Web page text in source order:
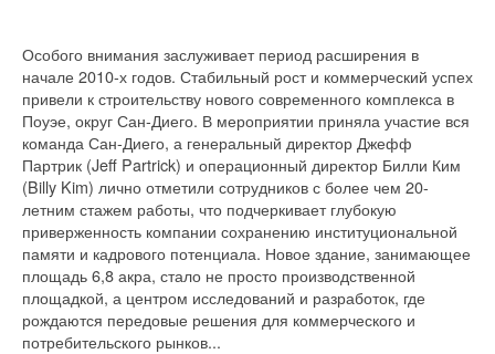
Особого внимания заслуживает период расширения в
начале 2010-х годов. Стабильный рост и коммерческий успех
привели к строительству нового современного комплекса в
Поуэе, округ Сан-Диего. В мероприятии приняла участие вся
команда Сан-Диего, а генеральный директор Джефф
Партрик (Jeff Partrick) и операционный директор Билли Ким
(Billy Kim) лично отметили сотрудников с более чем 20-
летним стажем работы, что подчеркивает глубокую
приверженность компании сохранению институциональной
памяти и кадрового потенциала. Новое здание, занимающее
площадь 6,8 акра, стало не просто производственной
площадкой, а центром исследований и разработок, где
рождаются передовые решения для коммерческого и
потребительского рынков...